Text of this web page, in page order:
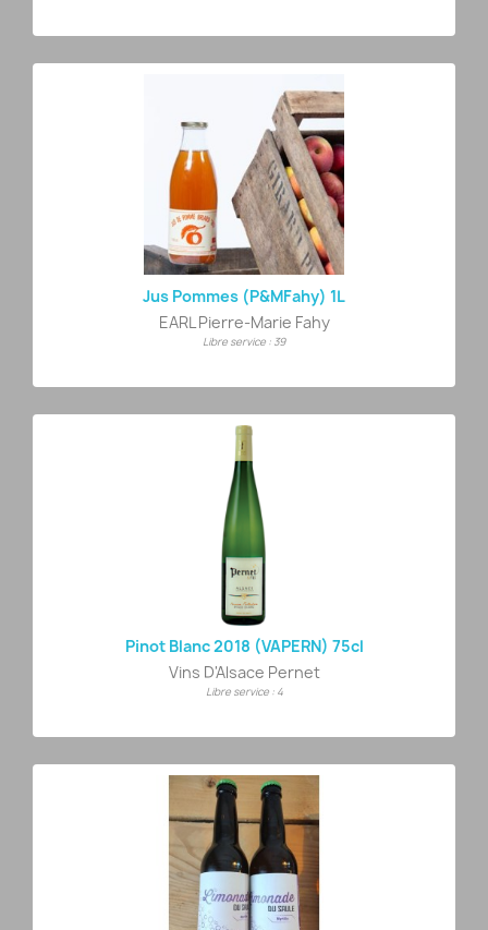
Jus Pommes (p&mFahy) 1L
EARL Pierre-Marie Fahy
Libre service : 39
Pinot Blanc 2018 (VAPERN) 75cl
Vins D'Alsace Pernet
Libre service : 4